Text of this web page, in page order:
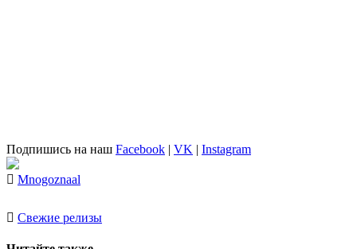
Подпишись на наш Facebook | VK | Instagram
Mnogoznaal
Свежие релизы